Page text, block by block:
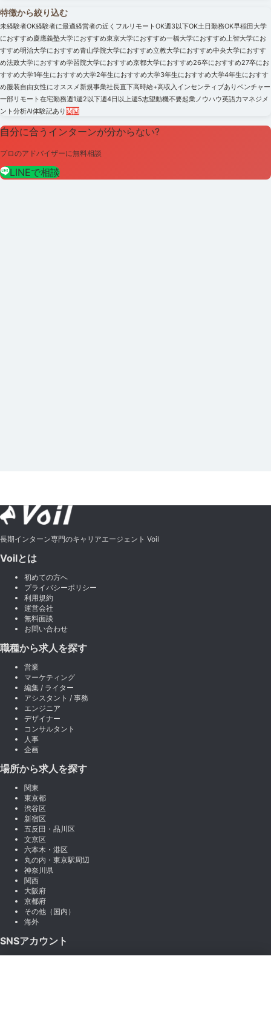
特徴から絞り込む
未経験者OK経験者に最適経営者の近く フルリモートOK週3以下OK土日勤務OK早稲田大学
におすすめ慶應義塾大学におすすめ東京大学におすすめ一橋大学におすすめ上智大学にお
すすめ明治大学におすすめ青山学院大学におすすめ立教大学におすすめ中央大学におすす
め法政大学におすすめ学習院大学におすすめ京都大学におすすめ26卒におすすめ27卒にお
すすめ大学1年生におすすめ大学2年生におすすめ大学3年生におすすめ大学4年生におすす
め服装自由女性にオススメ新規事業社長直下高時給+高収入 インセンティブありベンチャー
一部リモート在宅勤務週1週2以下週4日以上週5志望動機不要起業ノウハウ英語力マネジメ
ント分析AI体験記あり 関西
自分に合うインターンが分からない?
プロのアドバイザーに無料相談
LINEで相談
長期インターン専門のキャリアエージェント Voil
Voilとは
初めての方へ
プライバシーポリシー
利用規約
運営会社
無料面談
お問い合わせ
職種から求人を探す
営業
マーケティング
編集 / ライター
アシスタント / 事務
エンジニア
デザイナー
コンサルタント
人事
企画
場所から求人を探す
関東
東京都
渋谷区
新宿区
五反田・品川区
文京区
六本木・港区
丸の内・東京駅周辺
神奈川県
関西
大阪府
京都府
その他（国内）
海外
SNSアカウント